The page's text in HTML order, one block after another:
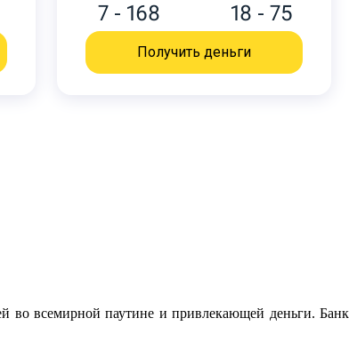
7 - 168 18 - 75
Получить деньги
во всемирной паутине и привлекающей деньги. Банк